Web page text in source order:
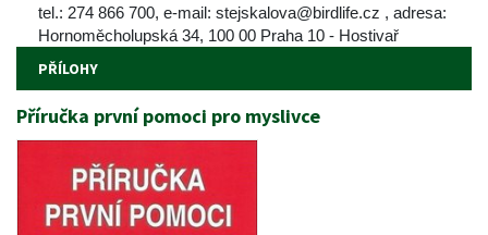
tel.: 274 866 700, e-mail: stejskalova@birdlife.cz , adresa:
Hornoměcholupská 34, 100 00 Praha 10 - Hostivař
PŘÍLOHY
Příručka první pomoci pro myslivce